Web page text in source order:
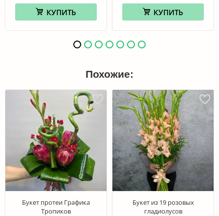
КУПИТЬ КУПИТЬ
Похожие:
Букет протеи Графика
Тропиков
Букет из 19 розовых
гладиолусов